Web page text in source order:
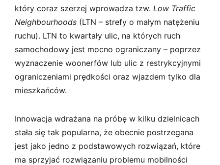
który coraz szerzej wprowadza tzw. Low Traffic
Neighbourhoods (LTN – strefy o małym natężeniu
ruchu). LTN to kwartały ulic, na których ruch
samochodowy jest mocno ograniczany – poprzez
wyznaczenie woonerfów lub ulic z restrykcyjnymi
ograniczeniami prędkości oraz wjazdem tylko dla
mieszkańców.
Innowacja wdrażana na próbę w kilku dzielnicach
stała się tak popularna, że obecnie postrzegana
jest jako jedno z podstawowych rozwiązań, które
ma sprzyjać rozwiązaniu problemu mobilności